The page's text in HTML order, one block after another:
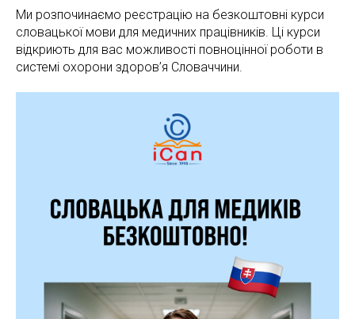
Ми розпочинаємо реєстрацію на безкоштовні курси
словацької мови для медичних працівників. Ці курси
відкриють для вас можливості повноцінної роботи в
системі охорони здоров’я Словаччини.